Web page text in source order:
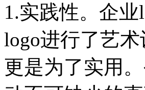
1.实践性。企
logo进行了艺
更是为了实用